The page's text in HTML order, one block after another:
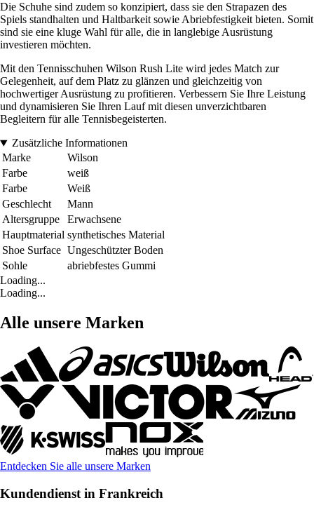
Die Schuhe sind zudem so konzipiert, dass sie den Strapazen des
Spiels standhalten und Haltbarkeit sowie Abriebfestigkeit bieten. Somit
sind sie eine kluge Wahl für alle, die in langlebige Ausrüstung
investieren möchten.
Mit den Tennisschuhen Wilson Rush Lite wird jedes Match zur
Gelegenheit, auf dem Platz zu glänzen und gleichzeitig von
hochwertiger Ausrüstung zu profitieren. Verbessern Sie Ihre Leistung
und dynamisieren Sie Ihren Lauf mit diesen unverzichtbaren
Begleitern für alle Tennisbegeisterten.
Zusätzliche Informationen
Marke
Wilson
Farbe
weiß
Farbe
Weiß
Geschlecht
Mann
Altersgruppe
Erwachsene
Hauptmaterial synthetisches Material
Shoe Surface Ungeschützter Boden
Sohle
abriebfestes Gummi
Loading...
Loading...
Alle unsere Marken
Entdecken Sie alle unsere Marken
Kundendienst in Frankreich